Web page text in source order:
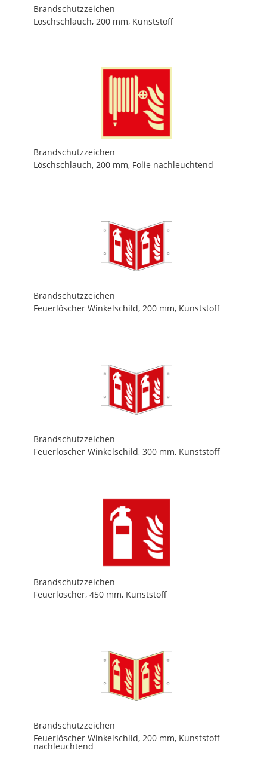
Brandschutzzeichen
Löschschlauch, 200 mm, Kunststoff
Brandschutzzeichen
Löschschlauch, 200 mm, Folie nachleuchtend
Brandschutzzeichen
Feuerlöscher Winkelschild, 200 mm, Kunststoff
Brandschutzzeichen
Feuerlöscher Winkelschild, 300 mm, Kunststoff
Brandschutzzeichen
Feuerlöscher, 450 mm, Kunststoff
Brandschutzzeichen
Feuerlöscher Winkelschild, 200 mm, Kunststoff
nachleuchtend